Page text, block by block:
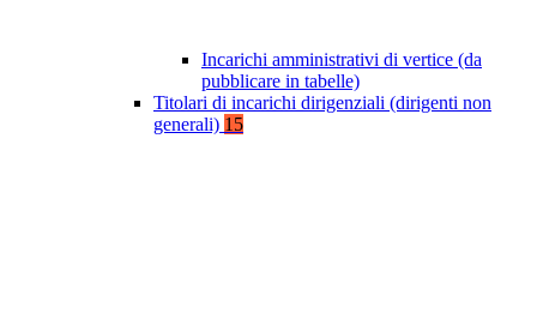
Incarichi amministrativi di vertice (da
pubblicare in tabelle)
Titolari di incarichi dirigenziali (dirigenti non
generali) 15